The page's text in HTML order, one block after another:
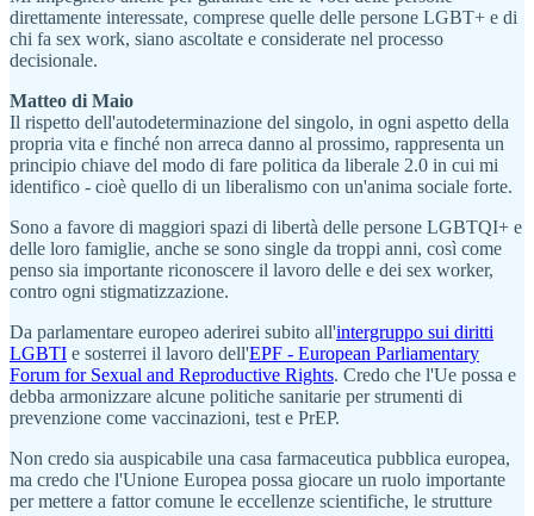
direttamente interessate, comprese quelle delle persone LGBT+ e di
chi fa sex work, siano ascoltate e considerate nel processo
decisionale.
Matteo di Maio
Il rispetto dell'autodeterminazione del singolo, in ogni aspetto della
propria vita e finché non arreca danno al prossimo, rappresenta un
principio chiave del modo di fare politica da liberale 2.0 in cui mi
identifico - cioè quello di un liberalismo con un'anima sociale forte.
Sono a favore di maggiori spazi di libertà delle persone LGBTQI+ e
delle loro famiglie, anche se sono single da troppi anni, così come
penso sia importante riconoscere il lavoro delle e dei sex worker,
contro ogni stigmatizzazione.
Da parlamentare europeo aderirei subito all'intergruppo sui diritti
LGBTI e sosterrei il lavoro dell'EPF - European Parliamentary
Forum for Sexual and Reproductive Rights. Credo che l'Ue possa e
debba armonizzare alcune politiche sanitarie per strumenti di
prevenzione come vaccinazioni, test e PrEP.
Non credo sia auspicabile una casa farmaceutica pubblica europea,
ma credo che l'Unione Europea possa giocare un ruolo importante
per mettere a fattor comune le eccellenze scientifiche, le strutture